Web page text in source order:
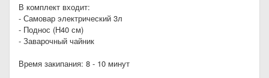
В комплект входит:
- Самовар электрический 3л
- Поднос (Н40 см)
- Заварочный чайник
Время закипания: 8 - 10 минут